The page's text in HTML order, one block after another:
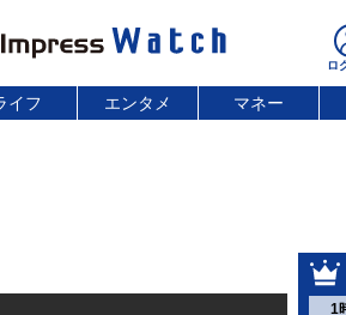
イフ エンタメ マネー
1